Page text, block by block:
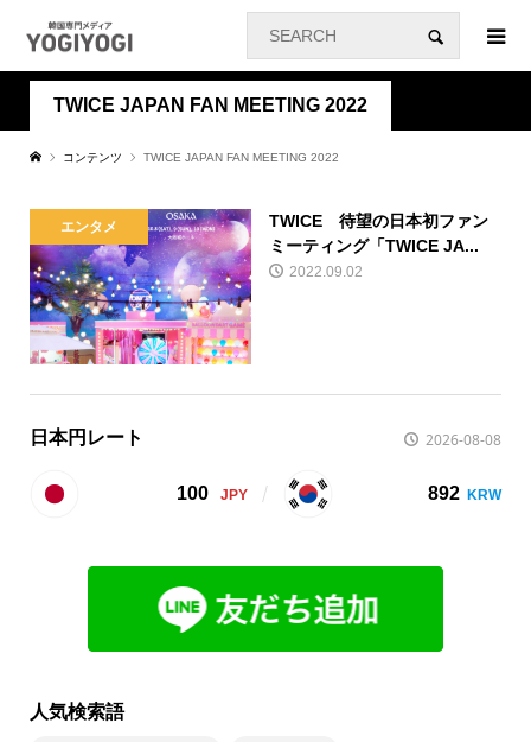
TWICE JAPAN FAN MEETING 2022
コンテンツ TWICE JAPAN FAN MEETING 2022
エンタメ
TWICE 待望の日本初ファン
ミーティング「TWICE JA...
2022.09.02
日本円レート 2026-08-08
100 892
人気検索語